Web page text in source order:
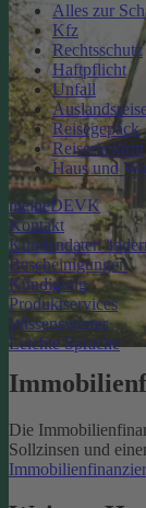
Alles zur
Kfz
Rechtsschutz
Haftpflicht
Unfall
Reisegepäck
Reiserücktritt
Haus und
meineDEVK
Kontakt
Kundendaten
Bescheinigungen
Kündigung
Produktservices
Wissenswertes
Leichte Sprache
Die
Sollzinsen und